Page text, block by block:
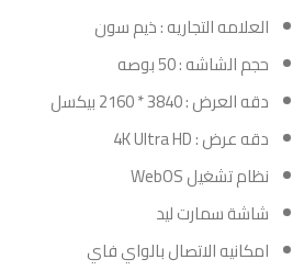
العلامه التجاريه : ذيم سون
حجم الشاشه : 50 بوصه
دقه العرض : 3840 * 2160 بيكسل
دقه عرض : 4K Ultra HD
نظام تشغيل WebOS
شاشة سمارت ليد
امكانيه الاتصال بالواي فاي